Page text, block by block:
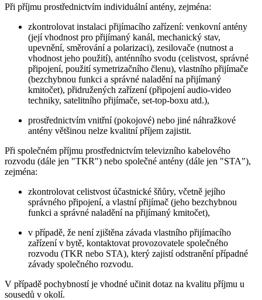
Při příjmu prostřednictvím individuální antény, zejména:
zkontrolovat instalaci přijímacího zařízení: venkovní antény
(její vhodnost pro přijímaný kanál, mechanický stav,
upevnění, směrování a polarizaci), zesilovače (nutnost a
vhodnost jeho použití), anténního svodu (celistvost, správné
připojení, použití symetrizačního členu), vlastního přijímače
(bezchybnou funkci a správné naladění na přijímaný
kmitočet), přidružených zařízení (připojení audio-video
techniky, satelitního přijímače, set-top-boxu atd.),
prostřednictvím vnitřní (pokojové) nebo jiné náhražkové
antény většinou nelze kvalitní příjem zajistit.
Při společném příjmu prostřednictvím televizního kabelového
rozvodu (dále jen "TKR") nebo společné antény (dále jen "STA"),
zejména:
zkontrolovat celistvost účastnické šňůry, včetně jejího
správného připojení, a vlastní přijímač (jeho bezchybnou
funkci a správné naladění na přijímaný kmitočet),
v případě, že není zjištěna závada vlastního přijímacího
zařízení v bytě, kontaktovat provozovatele společného
rozvodu (TKR nebo STA), který zajistí odstranění případné
závady společného rozvodu.
V případě pochybností je vhodné učinit dotaz na kvalitu příjmu u
sousedů v okolí.